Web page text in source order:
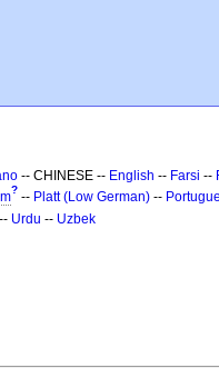
-- CHINESE -- English -- Farsi --
? -- Platt (Low German) --
-- Urdu -- Uzbek